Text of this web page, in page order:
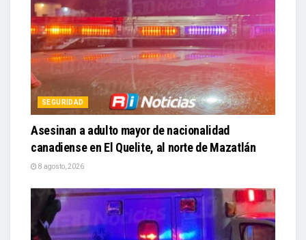
SEGURIDAD
Asesinan a adulto mayor de nacionalidad
canadiense en El Quelite, al norte de Mazatlán
8 agosto, 2026